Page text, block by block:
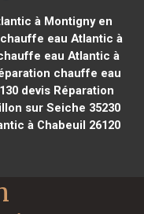
à Montigny en
eau Atlantic à
eau Atlantic à
chauffe eau
devis Réparation
sur Seiche 35230
à Chabeuil 26120